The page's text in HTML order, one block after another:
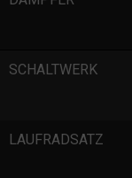
SCHALTWERK
LAUFRADSATZ